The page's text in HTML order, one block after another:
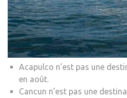
Acapulco n’est pas une
en août.
Cancun n’est pas une